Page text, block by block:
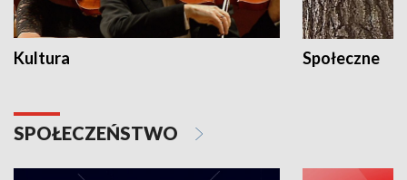
Kultura Społeczne
SPOŁECZEŃSTWO